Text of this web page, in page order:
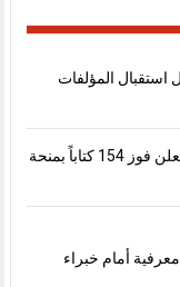
استقبال المؤلفات
“الشارقة للكتاب” تعزز التواصل بين لغات العالم وتعلن فوز 154 كتاباً بمنحة
من 18 مليون وثيقة معرفية أمام خبراء